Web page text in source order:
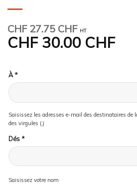
CHF27.75 CHF HT
CHF30.00 CHF
À*
Saisissez les adresses e-mail des destinataires de
des virgules (,)
Dés *
Saisissez votre nom